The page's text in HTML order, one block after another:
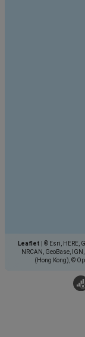
Leaflet
© Esri, HERE,
NRCAN, GeoBase,
(Hong Kong), ©